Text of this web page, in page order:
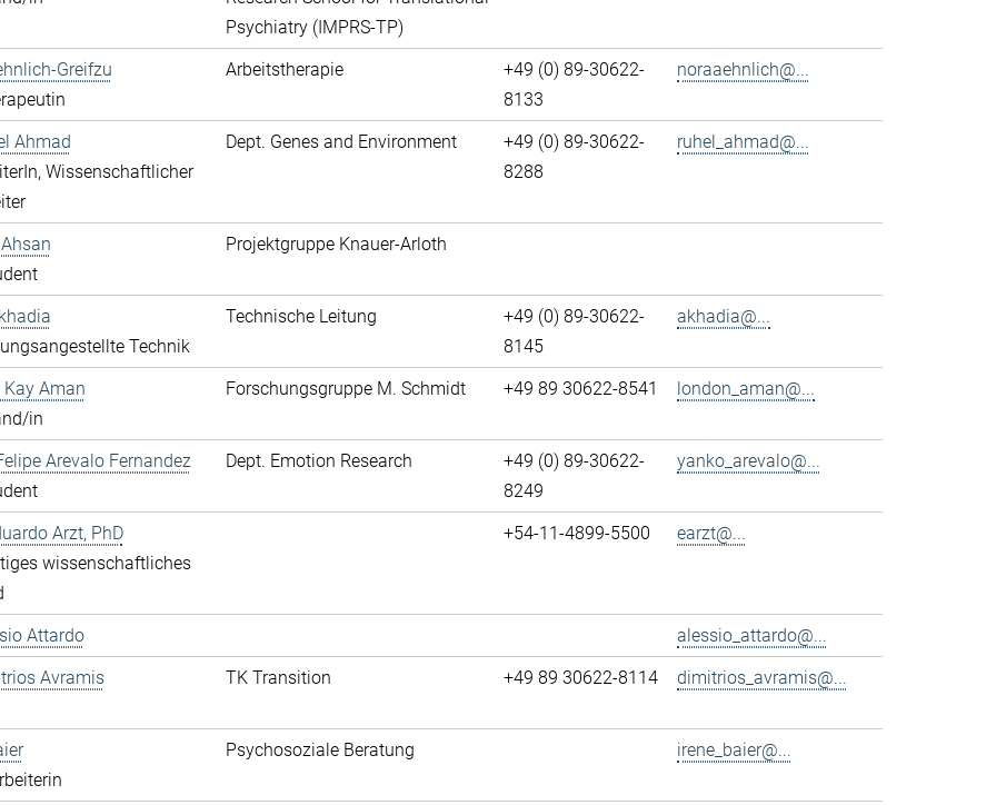
Psychiatry (IMPRS-TP)
Greifzu
Arbeitstherapie
+49 (0) 89-30622-
8133
noraaehnlich@...
Ahmad
Wissenschaftlicher
Dept. Genes and Environment
+49 (0) 89-30622-
8288
ruhel_ahmad@...
Projektgruppe Knauer-Arloth
Technik
Technische Leitung
+49 (0) 89-30622-
8145
akhadia@...
Aman
in
Forschungsgruppe M. Schmidt +49 89 30622-8541 london_aman@...
Arevalo Fernandez
Dept. Emotion Research
+49 (0) 89-30622-
8249
yanko_arevalo@...
Arzt, PhD
wissenschaftliches
+54-11-4899-5500 earzt@...
Attardo
alessio_attardo@...
Avramis
TK Transition +49 89 30622-8114 dimitrios_avramis@...
Psychosoziale Beratung irene_baier@...